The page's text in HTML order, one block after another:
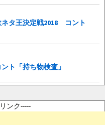
タ王決定戦2018 コント
ト「持ち物検査」
ンク-----